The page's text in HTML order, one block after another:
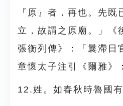
『原』者，再也。先既
立，故謂之原廟。」《
張衡列傳》：「曩滯日
章懷太子注引《爾雅》
12.姓。如春秋時魯國有